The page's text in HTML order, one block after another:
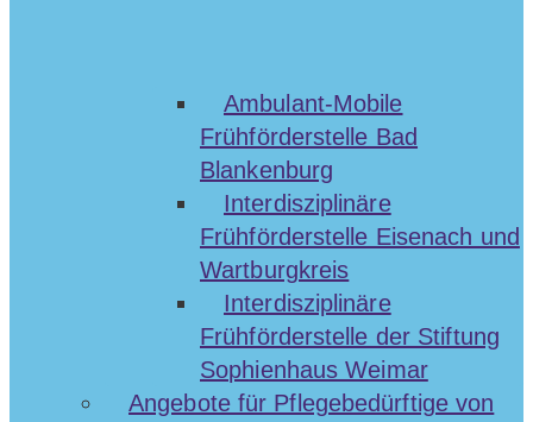
Ambulant-Mobile
Frühförderstelle Bad
Blankenburg
Interdisziplinäre
Frühförderstelle Eisenach und
Wartburgkreis
Interdisziplinäre
Frühförderstelle der Stiftung
Sophienhaus Weimar
Angebote für Pflegebedürftige von